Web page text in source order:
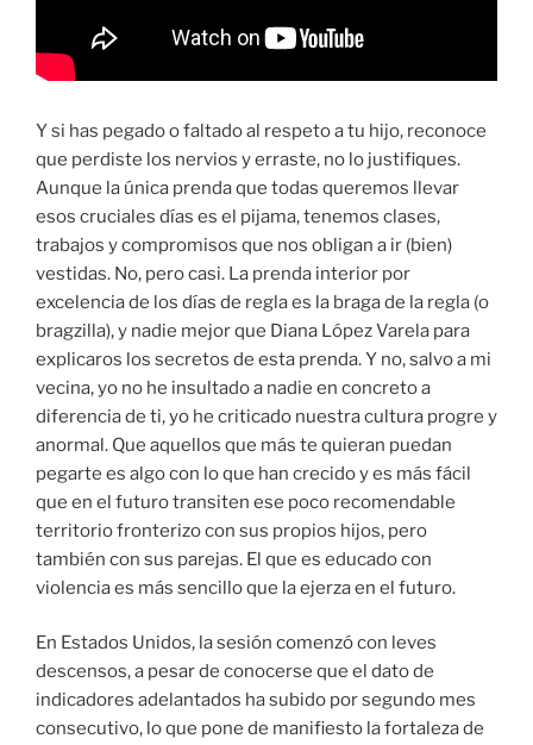
Y si has pegado o faltado al respeto a tu hijo, reconoce
que perdiste los nervios y erraste, no lo justifiques.
Aunque la única prenda que todas queremos llevar
esos cruciales días es el pijama, tenemos clases,
trabajos y compromisos que nos obligan a ir (bien)
vestidas. No, pero casi. La prenda interior por
excelencia de los días de regla es la braga de la regla (o
bragzilla), y nadie mejor que Diana López Varela para
explicaros los secretos de esta prenda. Y no, salvo a mi
vecina, yo no he insultado a nadie en concreto a
diferencia de ti, yo he criticado nuestra cultura progre y
anormal. Que aquellos que más te quieran puedan
pegarte es algo con lo que han crecido y es más fácil
que en el futuro transiten ese poco recomendable
territorio fronterizo con sus propios hijos, pero
también con sus parejas. El que es educado con
violencia es más sencillo que la ejerza en el futuro.
En Estados Unidos, la sesión comenzó con leves
descensos, a pesar de conocerse que el dato de
indicadores adelantados ha subido por segundo mes
consecutivo, lo que pone de manifiesto la fortaleza de